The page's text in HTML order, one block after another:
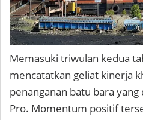
Memasuki triwulan kedua
mencatatkan geliat kinerja
penanganan batu bara yang
Pro. Momentum positif